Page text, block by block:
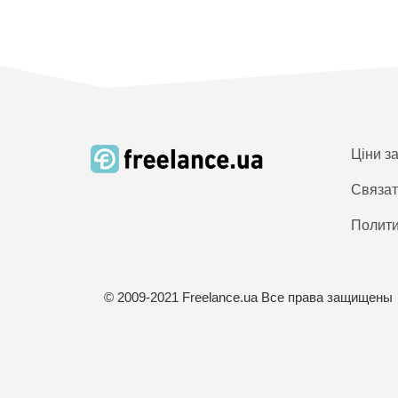
Ціни
© 2009-2021 Freelance.ua Все права защищены